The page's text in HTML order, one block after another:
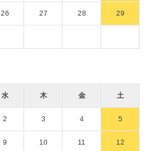
26 27 28 29
水 木 金 土
2 3 4 5
9 10 11 12